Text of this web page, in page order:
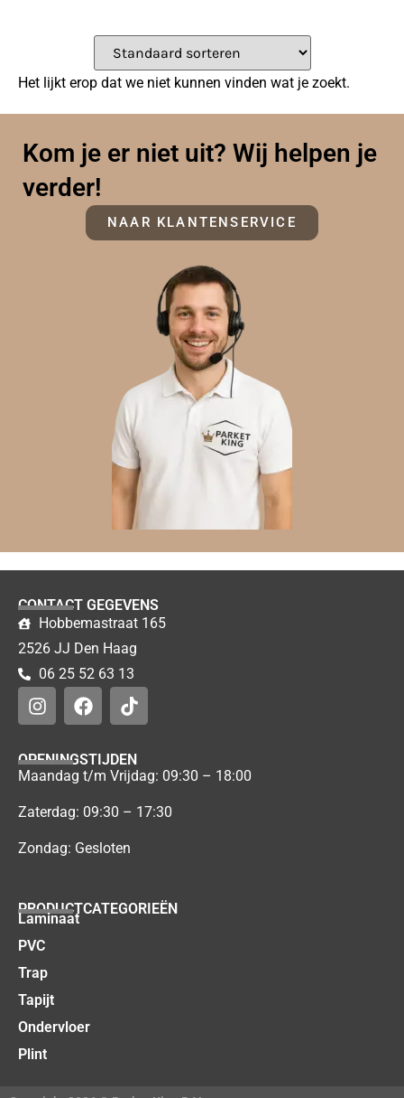
Het lijkt erop dat we niet kunnen vinden wat je zoekt.
Kom je er niet uit? Wij helpen je
verder!
NAAR KLANTENSERVICE
CONTACT GEGEVENS
Hobbemastraat 165
2526 JJ Den Haag
06 25 52 63 13
OPENINGSTIJDEN
Maandag t/m Vrijdag: 09:30 – 18:00
Zaterdag: 09:30 – 17:30
Zondag: Gesloten
PRODUCTCATEGORIEËN
Laminaat
PVC
Trap
Tapijt
Ondervloer
Plint